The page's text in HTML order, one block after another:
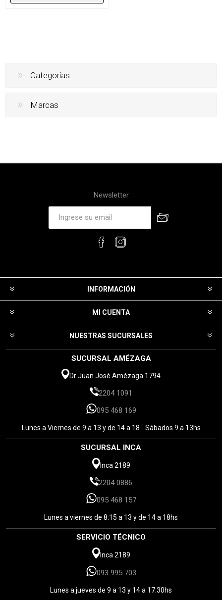
Categorías
Marcas
Newsletter
INFORMACIÓN
MI CUENTA
NUESTRAS SUCURSALES
SUCURSAL AMÉZAGA
Dr Juan José Amézaga 1794
2204 1091
095 468 169
Lunes a Viernes de 9 a 13 y de 14 a 18 - Sábados 9 a 13hs
SUCURSAL INCA
Inca 2189
2204 0886
095 468 157
Lunes a viernes de 8:15 a 13 y de 14 a 18hs
SERVICIO TÉCNICO
Inca 2189
093 995 703
Lunes a jueves de 9 a 13 y 14 a 17:30hs